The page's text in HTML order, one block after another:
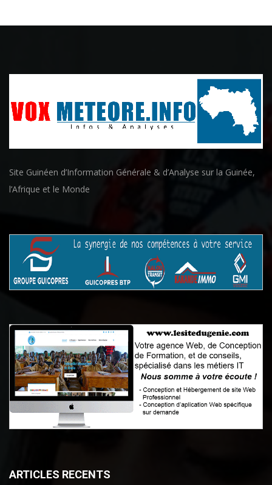
Site Guinéen d’Information Générale & d’Analyse sur la Guinée,
l’Afrique et le Monde
ARTICLES RECENTS